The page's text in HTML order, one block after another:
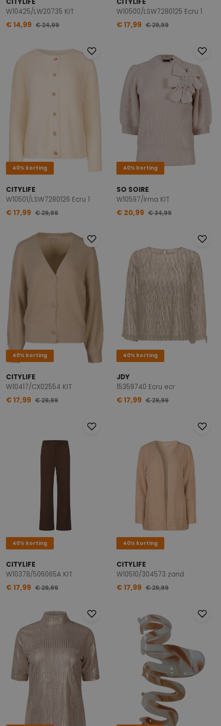
W10425/LW20735 KIT
€ 14,99 € 24,99
W10500/LSW7280125 Ecru 1
€ 17,99 € 29,99
40% korting
CITYLIFE
W10501/LSW7280126 Ecru 1
€ 17,99 € 29,99
40% korting
SO SOIRE
W10597/Irma KIT
€ 20,99 € 34,99
40% korting
CITYLIFE
W10417/CX02554 KIT
€ 17,99 € 29,99
40% korting
JDY
15359740 Ecru ecr
€ 17,99 € 29,99
40% korting
CITYLIFE
W10378/506065A KIT
€ 17,99 € 29,99
40% korting
CITYLIFE
W10510/304573 zand
€ 17,99 € 29,99